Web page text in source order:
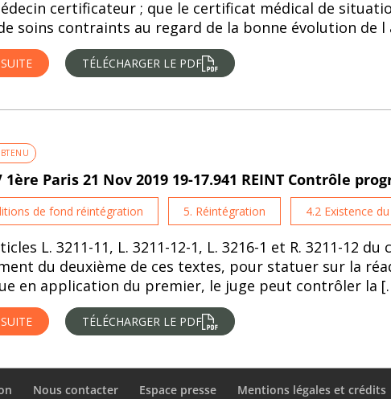
certificateur ; que le certificat médical de
soins contraints au regard de la bonne évolution de
TÉLÉCHARGER LE PDF
1ère Paris 21 Nov 2019 19-17.941 REINT Contrôle
de fond réintégration 5. Réintégration 4.2 Existence
L. 3211-11, L. 3211-12-1, L. 3216-1 et R. 3211-12
du deuxième de ces textes, pour statuer sur la
en application du premier, le juge peut contrôler la
TÉLÉCHARGER LE PDF
Nous contacter Espace presse Mentions légales et crédits